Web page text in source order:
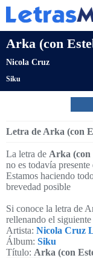
Arka (con
Nicola Cruz
Siku
Letra de Arka (con
La letra de Arka (con
no es todavía presente
Estamos haciendo
brevedad posible
Si conoce la letra de
rellenando el
Artista: Nicola Cruz
Álbum: Siku
Título: Arka (con